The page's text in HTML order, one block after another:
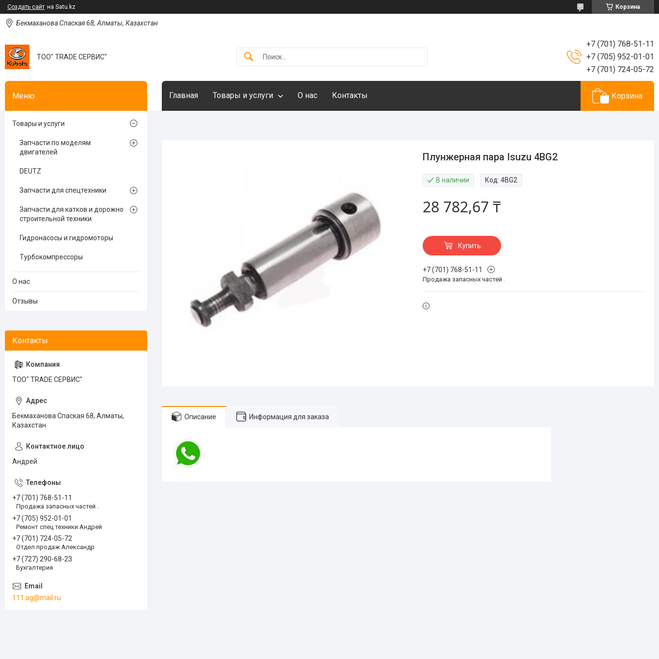
Создать сайт на Satu.kz Корзина
Бекмаханова Спаская 68, Алматы, Казахстан
ТОО" TRADE СЕРВИС"
+7 (701) 768-51-11
+7 (705) 952-01-01
+7 (701) 724-05-72
Главная Товары и услуги О нас Контакты Корзина
Плунжерная пара Isuzu 4BG2
В наличии Код:4BG2
28 782,67 ₸
Купить
+7 (701) 768-51-11
Продажа запасных частей .
Описание Информация для заказа
Товары и услуги
Запчасти по моделям
двигателей
DEUTZ
Запчасти для спецтехники
Запчасти для катков и дорожно
строительной техники
Гидронасосы и гидромоторы
Турбокомпрессоры
О нас
Отзывы
ТОО" TRADE СЕРВИС"
Бекмаханова Спаская 68, Алматы,
Казахстан
Андрей
+7 (701) 768-51-11
Продажа запасных частей .
+7 (705) 952-01-01
Ремонт спец техники Андрей
+7 (701) 724-05-72
Отдел продаж Александр
+7 (727) 290-68-23
Бухгалтерия
111.ag@mail.ru